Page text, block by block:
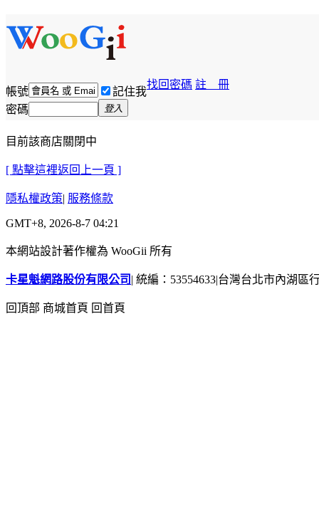
帳號 記住我
找回密碼 註 冊
密碼 登入
目前該商店關閉中
[ 點擊這裡返回上一頁 ]
隱私權政策| 服務條款
GMT+8, 2026-8-7 04:21
本網站設計著作權為 WooGii 所有
卡星魁網路股份有限公司 | 統編：53554633|台灣台北市內湖區
回頂部 商城首頁 回首頁